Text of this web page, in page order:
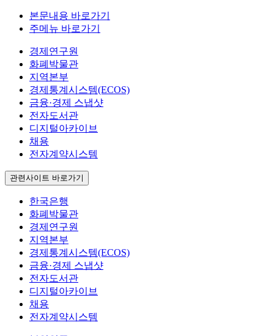
본문내용 바로가기
주메뉴 바로가기
경제연구원
화폐박물관
지역본부
경제통계시스템(ECOS)
금융·경제 스냅샷
전자도서관
디지털아카이브
채용
전자계약시스템
관련사이트 바로가기
한국은행
화폐박물관
경제연구원
지역본부
경제통계시스템(ECOS)
금융·경제 스냅샷
전자도서관
디지털아카이브
채용
전자계약시스템